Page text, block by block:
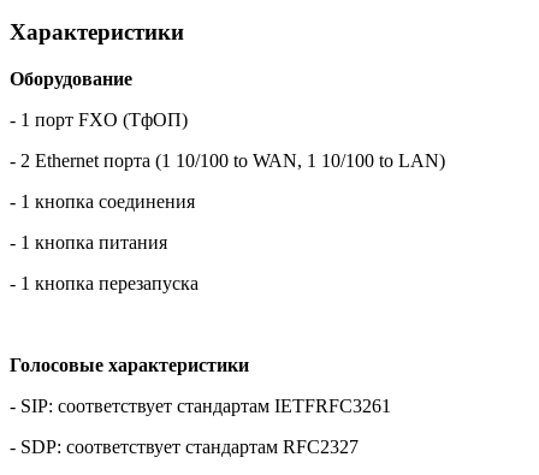
Характеристики
Оборудование
- 1 порт FXO (ТфОП)
- 2 Ethernet порта (1 10/100 to WAN, 1 10/100 to LAN)
- 1 кнопка соединения
- 1 кнопка питания
- 1 кнопка перезапуска
Голосовые характеристики
- SIP: соответствует стандартам IETFRFC3261
- SDP: соответствует стандартам RFC2327